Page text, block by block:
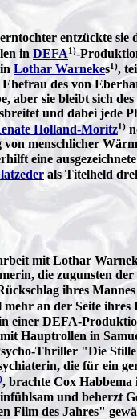
entzückte
in DEFA1)-
Lothar Warnekes1),
Ehefrau des von
sie bleibt sich
und dabei jede
Holland-Moritz1)
menschlicher
eine
als Titelheld
mit Lothar
die zugunsten
ihres
mehr an der Seite
einer DEFA-
Hauptrollen in
Thriller "Die
die für ein
, brachte Cox
und
Film des Jahres"